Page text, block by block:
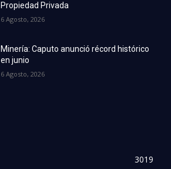
Propiedad Privada
6 Agosto, 2026
Minería: Caputo anunció récord histórico
en junio
6 Agosto, 2026
3019